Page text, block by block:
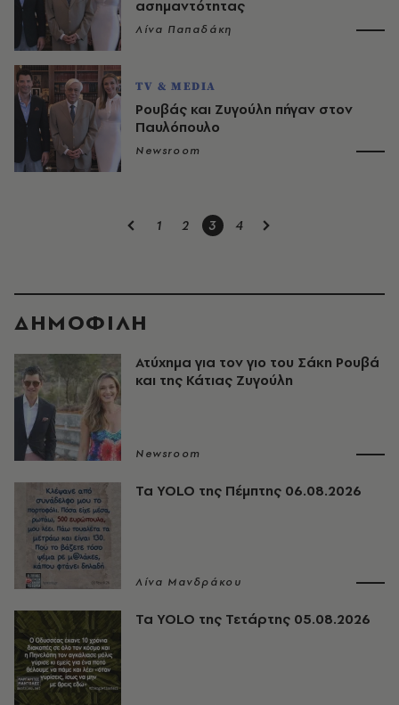
ασημαντότητας
Λίνα Παπαδάκη
TV & MEDIA
Ρουβάς και Ζυγούλη πήγαν στον
Παυλόπουλο
Newsroom
1 2 3 4
ΔΗΜΟΦΙΛΗ
Ατύχημα για τον γιο του Σάκη Ρουβά
και της Κάτιας Ζυγούλη
Newsroom
Τα YOLO της Πέμπτης 06.08.2026
Λίνα Μανδράκου
Τα YOLO της Τετάρτης 05.08.2026